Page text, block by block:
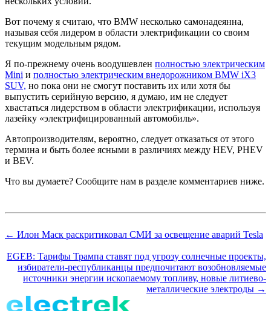
Вот почему я считаю, что BMW несколько самонадеянна,
называя себя лидером в области электрификации со своим
текущим модельным рядом.
Я по-прежнему очень воодушевлен полностью электрическим
Mini и полностью электрическим внедорожником BMW iX3
SUV, но пока они не смогут поставить их или хотя бы
выпустить серийную версию, я думаю, им не следует
хвастаться лидерством в области электрификации, используя
лазейку «электрифицированный автомобиль».
Автопроизводителям, вероятно, следует отказаться от этого
термина и быть более ясными в различиях между HEV, PHEV
и BEV.
Что вы думаете? Сообщите нам в разделе комментариев ниже.
← Илон Маск раскритиковал СМИ за освещение аварий Tesla
EGEB: Тарифы Трампа ставят под угрозу солнечные проекты,
избиратели-республиканцы предпочитают возобновляемые
источники энергии ископаемому топливу, новые литиево-
металлические электроды →